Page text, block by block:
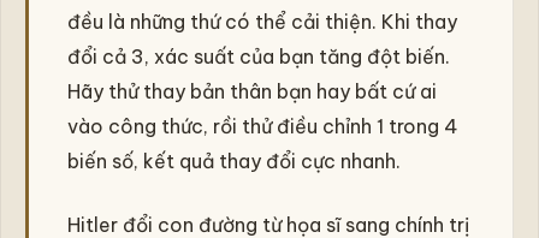
đều là những thứ có thể cải thiện. Khi thay
đổi cả 3, xác suất của bạn tăng đột biến.
Hãy thử thay bản thân bạn hay bất cứ ai
vào công thức, rồi thử điều chỉnh 1 trong 4
biến số, kết quả thay đổi cực nhanh.
Hitler đổi con đường từ họa sĩ sang chính trị